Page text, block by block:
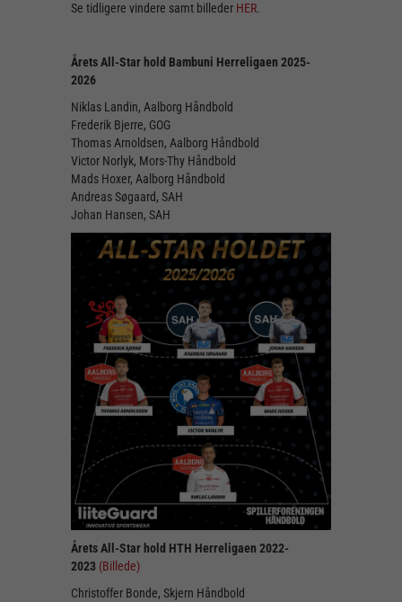
Se tidligere vindere samt billeder HER.
Årets All-Star hold Bambuni Herreligaen 2025-
2026
Niklas Landin, Aalborg Håndbold
Frederik Bjerre, GOG
Thomas Arnoldsen, Aalborg Håndbold
Victor Norlyk, Mors-Thy Håndbold
Mads Hoxer, Aalborg Håndbold
Andreas Søgaard, SAH
Johan Hansen, SAH
Årets All-Star hold HTH Herreligaen 2022-
2023 (Billede)
Christoffer Bonde, Skjern Håndbold